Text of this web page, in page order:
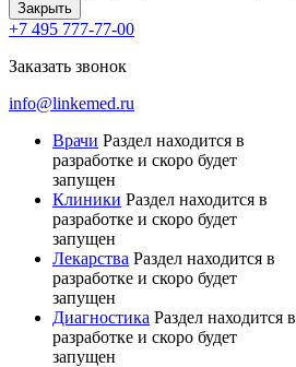
Закрыть
+7 495 777-77-00
Заказать звонок
info@linkemed.ru
Врачи Раздел находится в
разработке и скоро будет
запущен
Клиники Раздел находится в
разработке и скоро будет
запущен
Лекарства Раздел находится в
разработке и скоро будет
запущен
Диагностика Раздел находится в
разработке и скоро будет
запущен